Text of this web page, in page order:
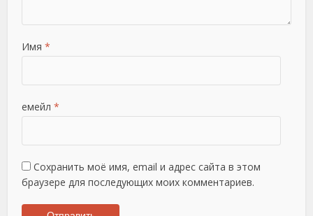
Имя *
емейл *
Сохранить моё имя, email и адрес сайта в этом
браузере для последующих моих комментариев.